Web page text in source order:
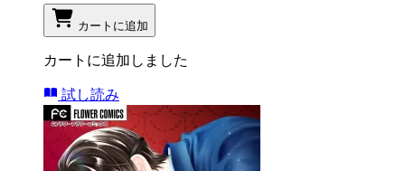
カートに追加
カートに追加しました
試し読み